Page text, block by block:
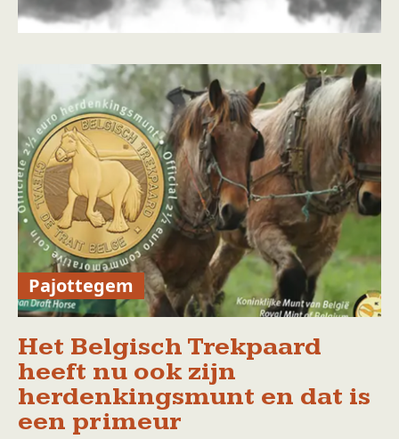
Pajottegem
Het Belgisch Trekpaard
heeft nu ook zijn
herdenkingsmunt en dat is
een primeur